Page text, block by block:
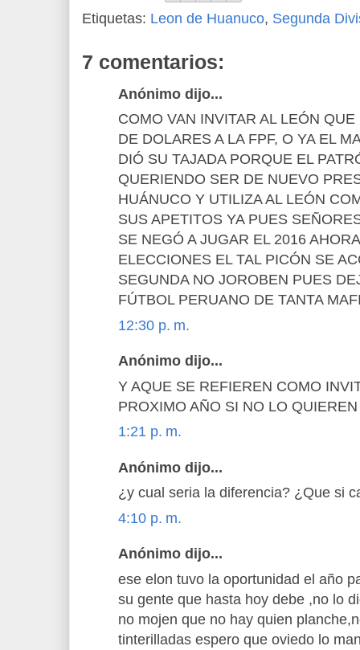
Etiquetas: Leon de Huanuco, Segunda
7 comentarios:
Anónimo dijo...
COMO VAN INVITAR AL LEÓN
DE DOLARES A LA FPF, O YA EL
DIÓ SU TAJADA PORQUE EL
QUERIENDO SER DE NUEVO
HUÁNUCO Y UTILIZA AL LEÓN
SUS APETITOS YA PUES
SE NEGÓ A JUGAR EL 2016
ELECCIONES EL TAL PICÓN SE
SEGUNDA NO JOROBEN PUES
FÚTBOL PERUANO DE TANTA
12:30 p. m.
Anónimo dijo...
Y AQUE SE REFIEREN COMO
PROXIMO AÑO SI NO LO
1:21 p. m.
Anónimo dijo...
¿y cual seria la diferencia? ¿Que si
4:10 p. m.
Anónimo dijo...
ese elon tuvo la oportunidad el año
su gente que hasta hoy debe ,no lo
no mojen que no hay quien
tinterilladas espero que oviedo lo